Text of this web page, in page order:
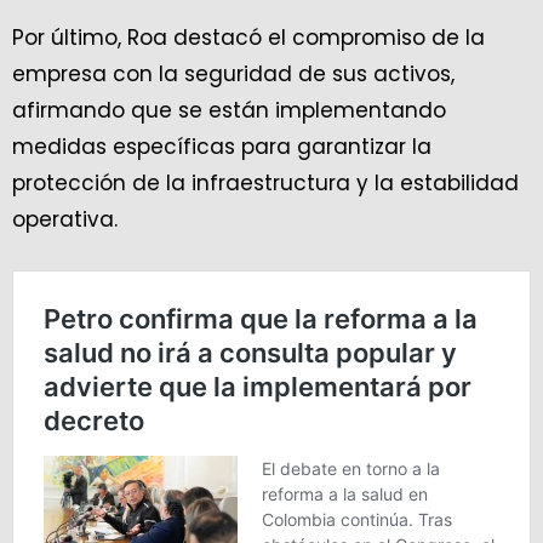
Por último, Roa destacó el compromiso de la
empresa con la seguridad de sus activos,
afirmando que se están implementando
medidas específicas para garantizar la
protección de la infraestructura y la estabilidad
operativa.